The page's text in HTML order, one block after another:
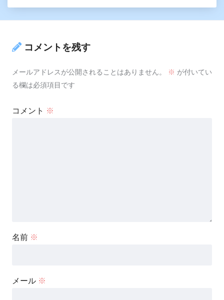
コメントを残す
メールアドレスが公開されることはありません。 ※ が付いてい
る欄は必須項目です
コメント ※
名前 ※
メール ※